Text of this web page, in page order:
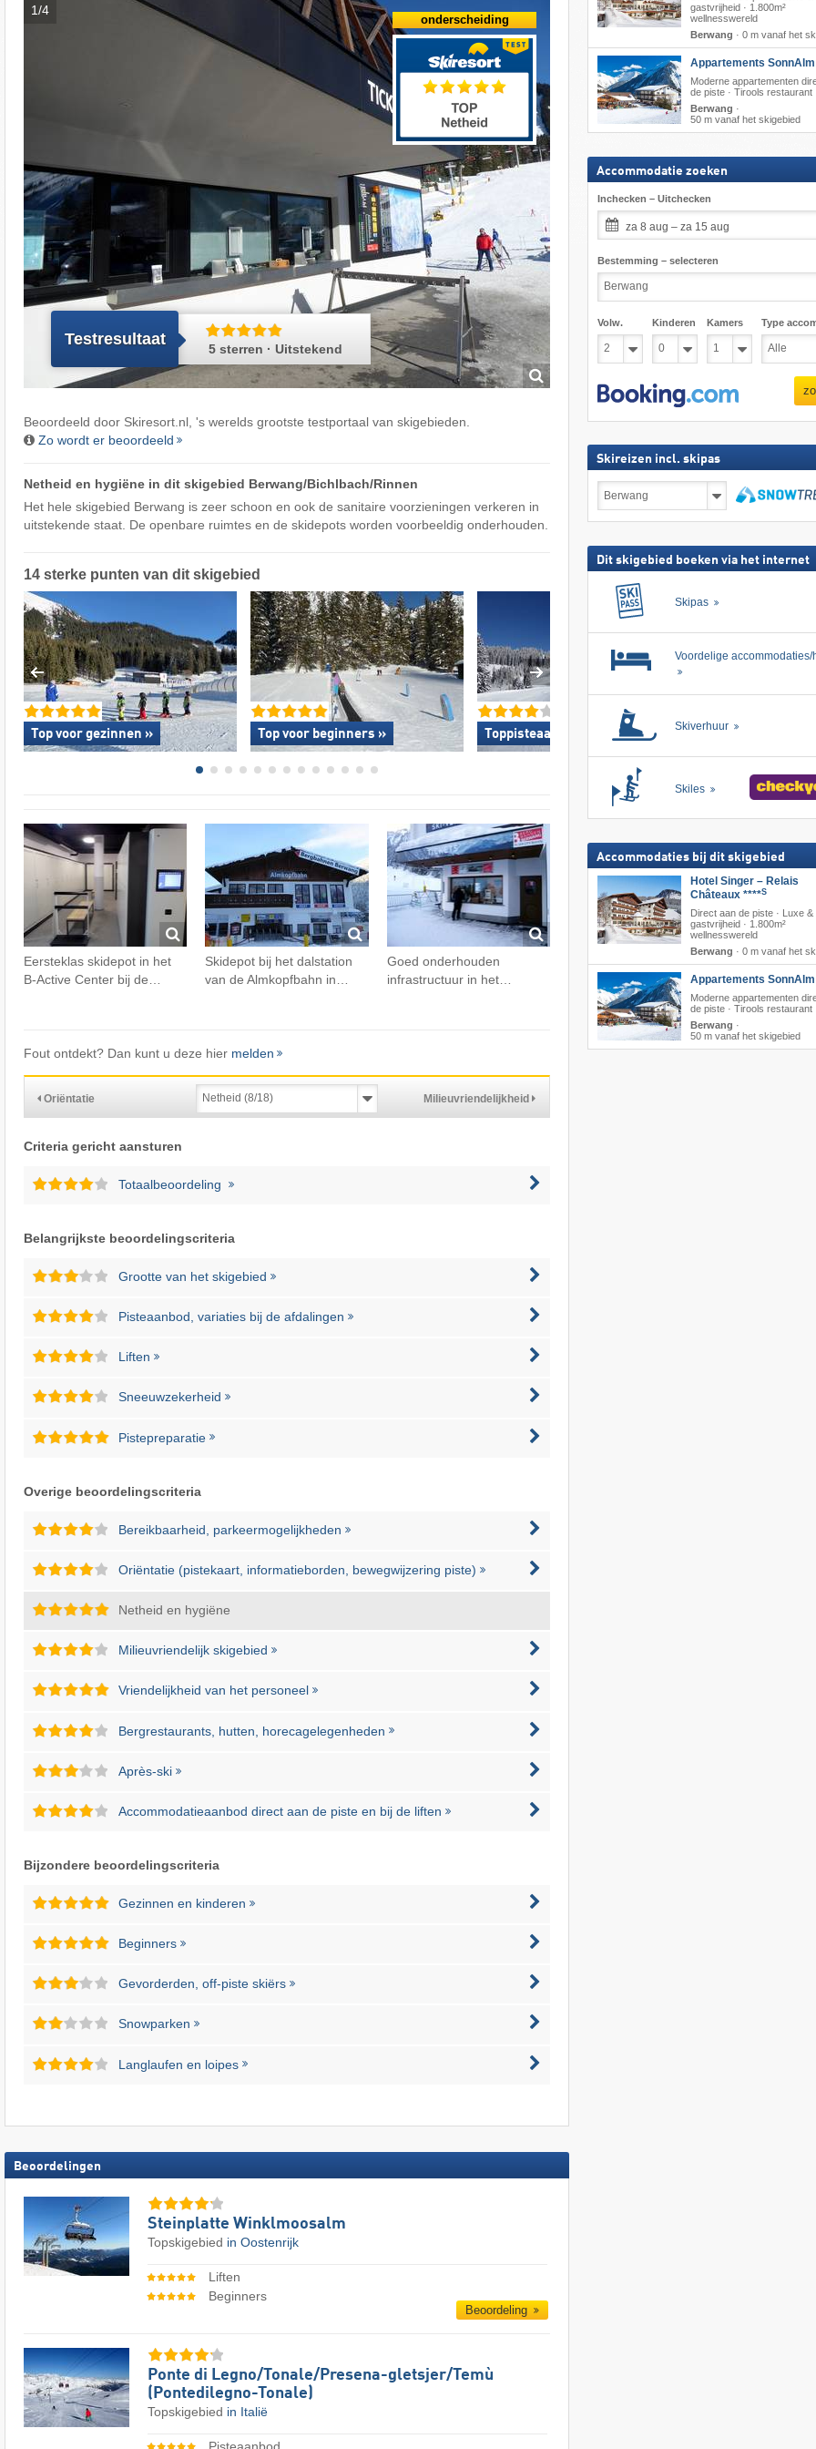
1/4
Testresultaat
5 sterren · Uitstekend
onderscheiding
Beoordeeld door Skiresort.nl, 's werelds grootste testportaal van skigebieden.
Zo wordt er beoordeeld
Netheid en hygiëne in dit skigebied Berwang/​Bichlbach/​Rinnen
Het hele skigebied Berwang is zeer schoon en ook de sanitaire voorzieningen verkeren in
uitstekende staat. De openbare ruimtes en de skidepots worden voorbeeldig onderhouden.
14 sterke punten van dit skigebied
Top voor gezinnen » Top voor beginners » Toppisteaanbod »
Eersteklas skidepot in het
B-Active Center bij de…
Skidepot bij het dalstation
van de Almkopfbahn in…
Goed onderhouden
infrastructuur in het…
Fout ontdekt? Dan kunt u deze hier melden
Oriëntatie Milieuvriendelijkheid
Criteria gericht aansturen
Totaalbeoordeling
Belangrijkste beoordelingscriteria
Grootte van het skigebied
Pisteaanbod, variaties bij de afdalingen
Liften
Sneeuwzekerheid
Pistepreparatie
Overige beoordelingscriteria
Bereikbaarheid, parkeermogelijkheden
Oriëntatie (pistekaart, informatieborden, bewegwijzering piste)
Netheid en hygiëne
Milieuvriendelijk skigebied
Vriendelijkheid van het personeel
Bergrestaurants, hutten, horecagelegenheden
Après-ski
Accommodatieaanbod direct aan de piste en bij de liften
Bijzondere beoordelingscriteria
Gezinnen en kinderen
Beginners
Gevorderden, off-piste skiërs
Snowparken
Langlaufen en loipes
Beoordelingen
Steinplatte Winklmoosalm
Topskigebied in Oostenrijk
Liften
Beginners
Beoordeling
Ponte di Legno/​​Tonale/​​Presena-gletsjer/​​Temù
(Pontedilegno-Tonale)
Topskigebied in Italië
Pisteaanbod
gastvrijheid · 1.800m²
wellnesswereld
Berwang · 0 m vanaf het
Appartements SonnAlm
Moderne appartementen
de piste · Tirools restaurant
Berwang ·
50 m vanaf het skigebied
Accommodatie zoeken
Inchecken – Uitchecken
za 8 aug – za 15 aug
Bestemming – selecteren
Volw. Kinderen Kamers Type
Skireizen incl. skipas
incl.
Dit skigebied boeken via het internet
Skipas
Voordelige accommodaties/
Skiverhuur
Skiles
Accommodaties bij dit skigebied
Hotel Singer – Relais
Châteaux ****S
Direct aan de piste · Luxe &
gastvrijheid · 1.800m²
wellnesswereld
Berwang · 0 m vanaf het
Appartements SonnAlm
Moderne appartementen
de piste · Tirools restaurant
Berwang ·
50 m vanaf het skigebied